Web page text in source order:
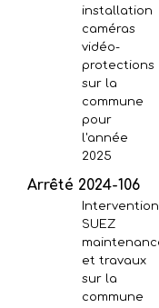
installation
caméras
vidéo-
protections
sur la
commune
pour
l'année
2025
Arrêté 2024-106
Intervention
SUEZ
et travaux
sur la
commune